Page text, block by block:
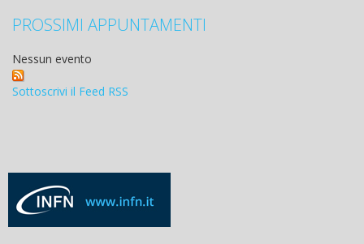
PROSSIMI APPUNTAMENTI
Nessun evento
Sottoscrivi il Feed RSS